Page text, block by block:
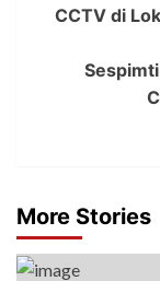
CCTV di
More Stories